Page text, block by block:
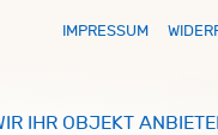
IMPRESSUM
IHR OBJEKT